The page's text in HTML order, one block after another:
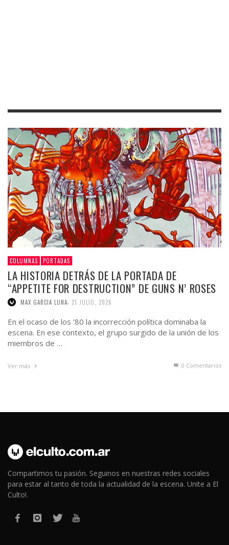
COLUMNAS PORTADAS
LA HISTORIA DETRÁS DE LA PORTADA DE
“APPETITE FOR DESTRUCTION” DE GUNS N’ ROSES
MAX GARCIA LUNA 21 JULIO, 2026
En el ocaso de los ’80 la incorrección política dominaba la
escena. En ese contexto, el grupo surgido de la unión de los
miembros de …
Ver más 0 Comentarios
Compartimos tu pasión. Seguinos en nuestras redes sociales
para estar al tanto de toda la actualidad de la escena. Unite a El
Culto!.